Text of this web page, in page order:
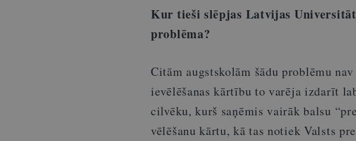
Kur tieši slēpjas Latvijas
problēma?
Citām augstskolām šādu problēmu
ievēlēšanas kārtību to varēja izdarīt
cilvēku, kurš saņēmis vairāk balsu
vēlēšanu kārtu, kā tas notiek Valsts